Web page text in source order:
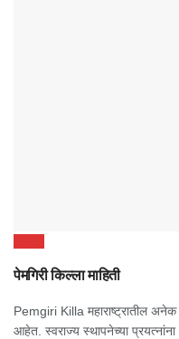
पेमगिरी किल्ला माहिती
Pemgiri Killa महाराष्ट्रातील अनेक
आहेत. स्वराज्य स्थापनेच्या